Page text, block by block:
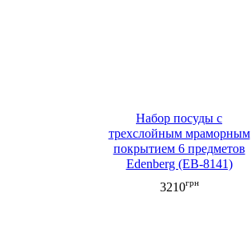
Набор посуды с
трехслойным мраморным
покрытием 6 предметов
Edenberg (EB-8141)
3210грн